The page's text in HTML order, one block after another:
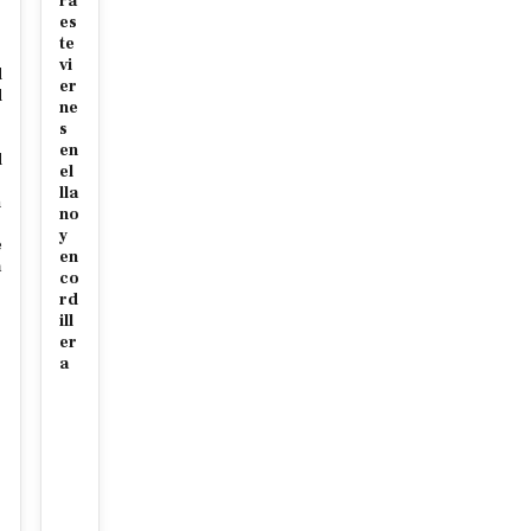
es
te
vi
er
ne
s
en
el
lla
no
y
en
co
rd
ill
er
a